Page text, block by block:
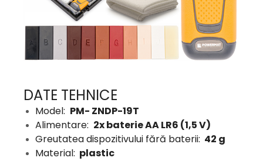
DATE TEHNICE
Model: PM- ZNDP-19T
Alimentare: 2x baterie AA LR6 (1,5 V)
Greutatea dispozitivului fără baterii: 42 g
Material: plastic